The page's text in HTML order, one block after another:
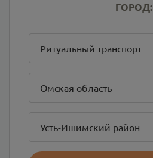
ГОРОД:
Ритуальный транспорт
Омская область
Усть-Ишимский район